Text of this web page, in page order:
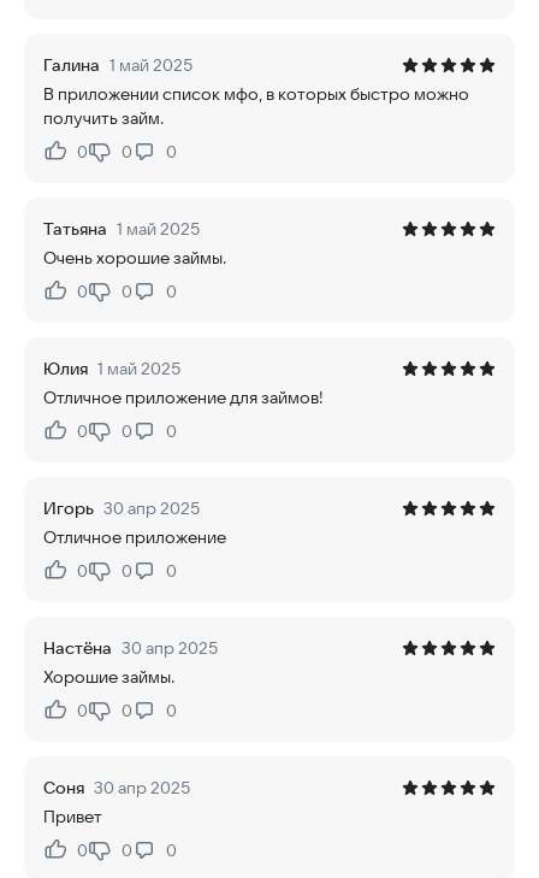
Галина 1 май 2025
В приложении список мфо, в которых быстро можно
получить займ.
Нравится:
0Не нравится:
0 0
Татьяна 1 май 2025
Очень хорошие займы.
Нравится:
0Не нравится:
0 0
Юлия 1 май 2025
Отличное приложение для займов!
Нравится:
0Не нравится:
0 0
Игорь 30 апр 2025
Отличное приложение
Нравится:
0Не нравится:
0 0
Настёна 30 апр 2025
Хорошие займы.
Нравится:
0Не нравится:
0 0
Соня 30 апр 2025
Привет
Нравится:
0Не нравится:
0 0